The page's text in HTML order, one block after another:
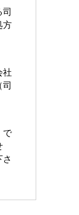
方
社
で